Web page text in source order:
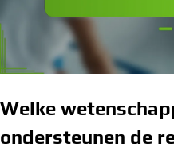
Welke
ondersteunen de